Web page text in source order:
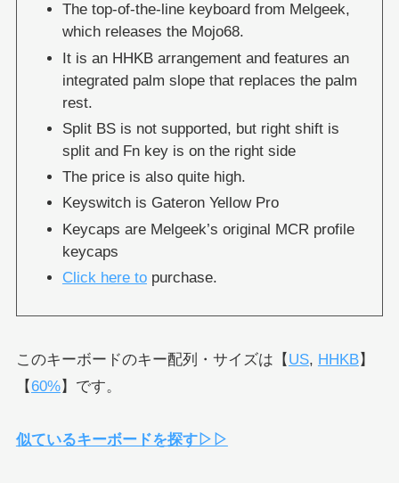
The top-of-the-line keyboard from Melgeek,
which releases the Mojo68.
It is an HHKB arrangement and features an
integrated palm slope that replaces the palm
rest.
Split BS is not supported, but right shift is
split and Fn key is on the right side
The price is also quite high.
Keyswitch is Gateron Yellow Pro
Keycaps are Melgeek’s original MCR profile
keycaps
Click here topurchase.
このキーボードのキー配列・サイズは【 US, HHKB】
【 60%】です。
似ているキーボードを探す▷▷